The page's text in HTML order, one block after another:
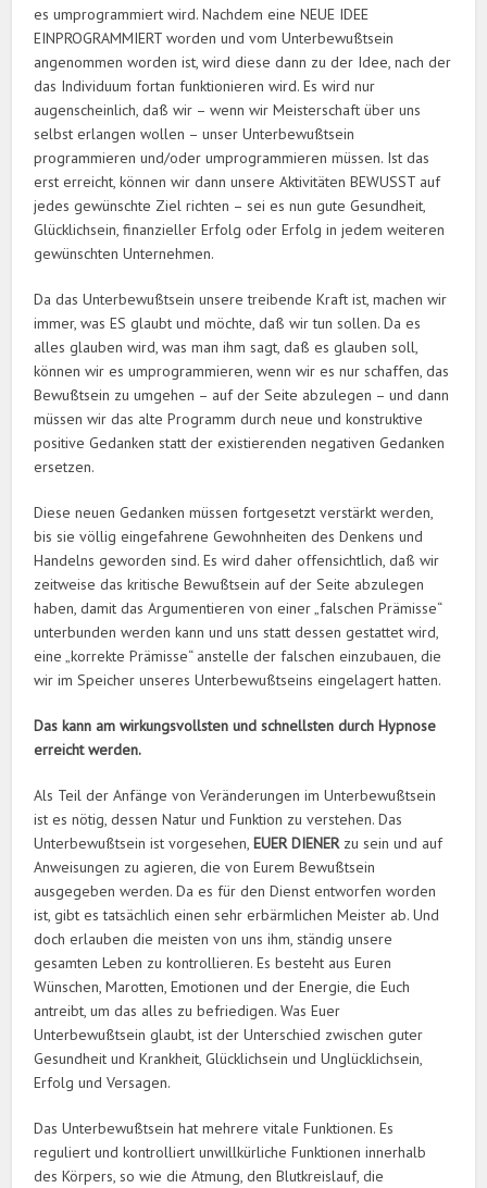
es umprogrammiert wird. Nachdem eine NEUE IDEE
EINPROGRAMMIERT worden und vom Unterbewußtsein
angenommen worden ist, wird diese dann zu der Idee, nach der
das Individuum fortan funktionieren wird. Es wird nur
augenscheinlich, daß wir – wenn wir Meisterschaft über uns
selbst erlangen wollen – unser Unterbewußtsein
programmieren und/oder umprogrammieren müssen. Ist das
erst erreicht, können wir dann unsere Aktivitäten BEWUSST auf
jedes gewünschte Ziel richten – sei es nun gute Gesundheit,
Glücklichsein, finanzieller Erfolg oder Erfolg in jedem weiteren
gewünschten Unternehmen.
Da das Unterbewußtsein unsere treibende Kraft ist, machen wir
immer, was ES glaubt und möchte, daß wir tun sollen. Da es
alles glauben wird, was man ihm sagt, daß es glauben soll,
können wir es umprogrammieren, wenn wir es nur schaffen, das
Bewußtsein zu umgehen – auf der Seite abzulegen – und dann
müssen wir das alte Programm durch neue und konstruktive
positive Gedanken statt der existierenden negativen Gedanken
ersetzen.
Diese neuen Gedanken müssen fortgesetzt verstärkt werden,
bis sie völlig eingefahrene Gewohnheiten des Denkens und
Handelns geworden sind. Es wird daher offensichtlich, daß wir
zeitweise das kritische Bewußtsein auf der Seite abzulegen
haben, damit das Argumentieren von einer „falschen Prämisse“
unterbunden werden kann und uns statt dessen gestattet wird,
eine „korrekte Prämisse“ anstelle der falschen einzubauen, die
wir im Speicher unseres Unterbewußtseins eingelagert hatten.
Das kann am wirkungsvollsten und schnellsten durch Hypnose
erreicht werden.
Als Teil der Anfänge von Veränderungen im Unterbewußtsein
ist es nötig, dessen Natur und Funktion zu verstehen. Das
Unterbewußtsein ist vorgesehen,EUER DIENERzu sein und auf
Anweisungen zu agieren, die von Eurem Bewußtsein
ausgegeben werden. Da es für den Dienst entworfen worden
ist, gibt es tatsächlich einen sehr erbärmlichen Meister ab. Und
doch erlauben die meisten von uns ihm, ständig unsere
gesamten Leben zu kontrollieren. Es besteht aus Euren
Wünschen, Marotten, Emotionen und der Energie, die Euch
antreibt, um das alles zu befriedigen. Was Euer
Unterbewußtsein glaubt, ist der Unterschied zwischen guter
Gesundheit und Krankheit, Glücklichsein und Unglücklichsein,
Erfolg und Versagen.
Das Unterbewußtsein hat mehrere vitale Funktionen. Es
reguliert und kontrolliert unwillkürliche Funktionen innerhalb
des Körpers, so wie die Atmung, den Blutkreislauf, die